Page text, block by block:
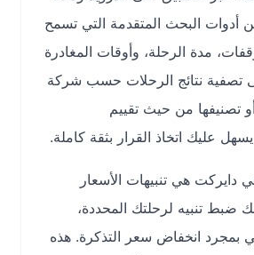
البحث المتقدمة التي تسمح
مدة الرحلة، وأوقات المغادرة
نتائج الرحلات حسب شركة
من حيث تقييم
اتخاذ القرار بثقة كاملة.
هي تنبيهات الأسعار
تنبيه لرحلتك المحددة،
انخفاض سعر التذكرة. هذه